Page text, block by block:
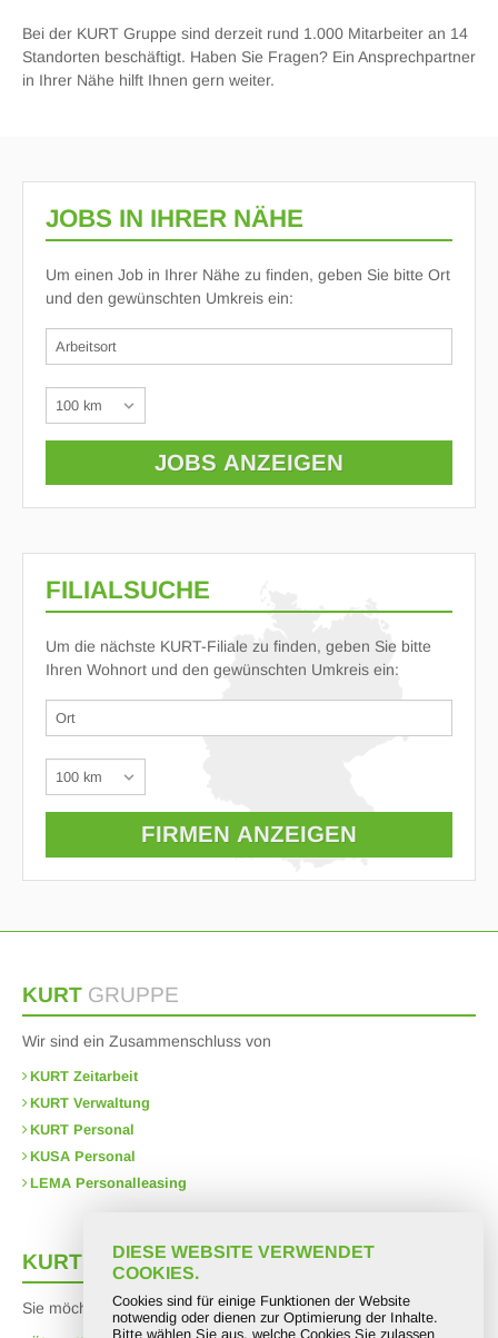
Bei der KURT Gruppe sind derzeit rund 1.000 Mitarbeiter an 14
Standorten beschäftigt. Haben Sie Fragen? Ein Ansprechpartner
in Ihrer Nähe hilft Ihnen gern weiter.
JOBS IN IHRER NÄHE
Um einen Job in Ihrer Nähe zu finden, geben Sie bitte Ort
und den gewünschten Umkreis ein:
FILIALSUCHE
Um die nächste KURT-Filiale zu finden, geben Sie bitte
Ihren Wohnort und den gewünschten Umkreis ein:
KURT GRUPPE
Wir sind ein Zusammenschluss von
KURT Zeitarbeit
KURT Verwaltung
KURT Personal
KUSA Personal
LEMA Personalleasing
KURT Intern
Sie möchten mehr über uns erfahren?
DIESE WEBSITE VERWENDET
COOKIES.
Cookies sind für einige Funktionen der Website
notwendig oder dienen zur Optimierung der Inhalte.
Bitte wählen Sie aus, welche Cookies Sie zulassen